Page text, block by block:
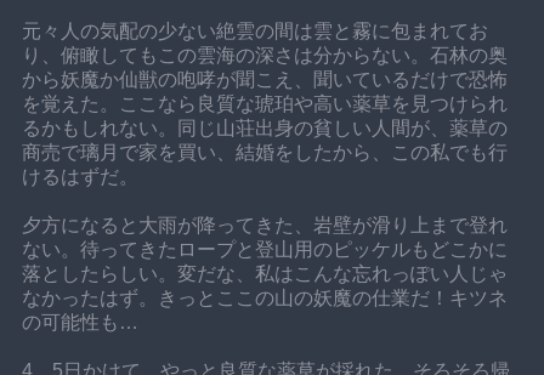
元々人の気配の少ない絶雲の間は雲と霧に包まれてお
り、俯瞰してもこの雲海の深さは分からない。石林の奥
から妖魔か仙獣の咆哮が聞こえ、聞いているだけで恐怖
を覚えた。ここなら良質な琥珀や高い薬草を見つけられ
るかもしれない。同じ山荘出身の貧しい人間が、薬草の
商売で璃月で家を買い、結婚をしたから、この私でも行
けるはずだ。
夕方になると大雨が降ってきた、岩壁が滑り上まで登れ
ない。待ってきたロープと登山用のピッケルもどこかに
落としたらしい。変だな、私はこんな忘れっぽい人じゃ
なかったはず。きっとここの山の妖魔の仕業だ！キツネ
の可能性も…